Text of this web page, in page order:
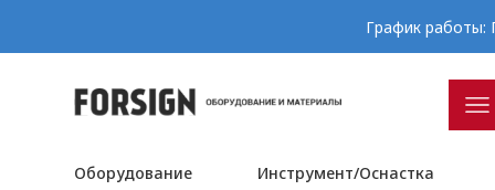
График работы:
Оборудование Инструмент/Оснастка